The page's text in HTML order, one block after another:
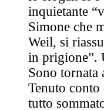
inquietante
Simone che
Weil, si
in prigione”.
Sono tornata
Tenuto conto
tutto